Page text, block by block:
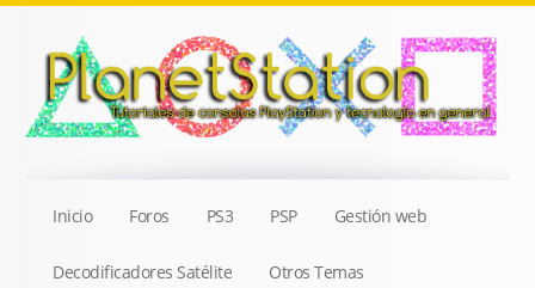
Inicio Foros PS3 PSP Gestión web
Decodificadores Satélite Otros Temas